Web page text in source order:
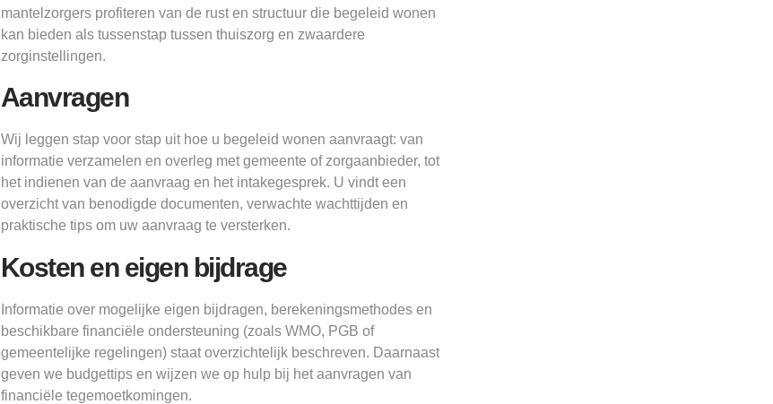
mantelzorgers profiteren van de rust en structuur die begeleid wonen
kan bieden als tussenstap tussen thuiszorg en zwaardere
zorginstellingen.
Aanvragen
Wij leggen stap voor stap uit hoe u begeleid wonen aanvraagt: van
informatie verzamelen en overleg met gemeente of zorgaanbieder, tot
het indienen van de aanvraag en het intakegesprek. U vindt een
overzicht van benodigde documenten, verwachte wachttijden en
praktische tips om uw aanvraag te versterken.
Kosten en eigen bijdrage
Informatie over mogelijke eigen bijdragen, berekeningsmethodes en
beschikbare financiële ondersteuning (zoals WMO, PGB of
gemeentelijke regelingen) staat overzichtelijk beschreven. Daarnaast
geven we budgettips en wijzen we op hulp bij het aanvragen van
financiële tegemoetkomingen.